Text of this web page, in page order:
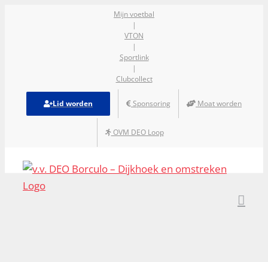
Mijn voetbal
|
VTON
|
Sportlink
|
Clubcollect
Lid worden Sponsoring Moat worden
OVM DEO Loop